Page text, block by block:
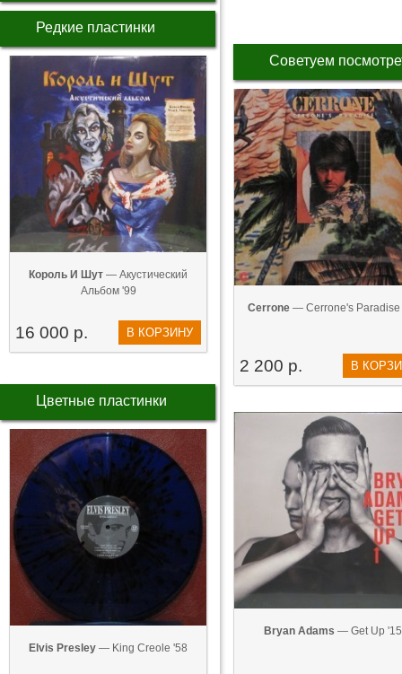
Редкие пластинки
Король И Шут — Акустический
Альбом '99
16 000 р. В КОРЗИНУ
Цветные пластинки
Elvis Presley — King Creole '58
Советуем
Cerrone — Cerrone's Paradise
2 200 р. В
Bryan Adams — Get Up '15